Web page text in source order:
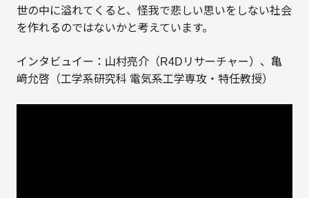
世の中に溢れてくると、怪我で悲しい思いをしない社会
を作れるのではないかと考えています。
インタビュイー：山村亮介（R4Dリサーチャー）、亀
﨑允啓（工学系研究科 電気系工学専攻・特任教授）